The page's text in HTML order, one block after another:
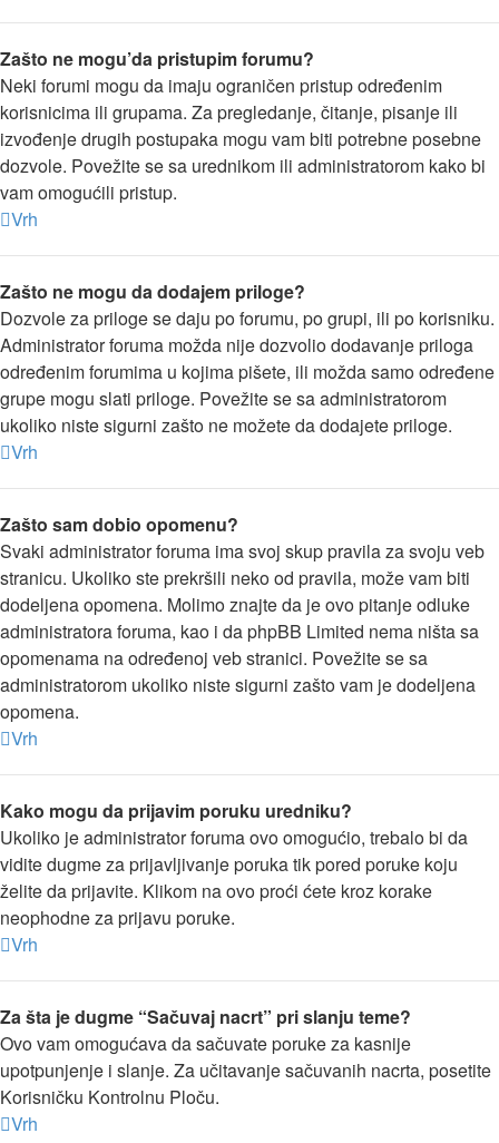
Zašto ne mogu’da pristupim forumu?
Neki forumi mogu da imaju ograničen pristup određenim
korisnicima ili grupama. Za pregledanje, čitanje, pisanje ili
izvođenje drugih postupaka mogu vam biti potrebne posebne
dozvole. Povežite se sa urednikom ili administratorom kako bi
vam omogućili pristup.
Vrh
Zašto ne mogu da dodajem priloge?
Dozvole za priloge se daju po forumu, po grupi, ili po korisniku.
Administrator foruma možda nije dozvolio dodavanje priloga
određenim forumima u kojima pišete, ili možda samo određene
grupe mogu slati priloge. Povežite se sa administratorom
ukoliko niste sigurni zašto ne možete da dodajete priloge.
Vrh
Zašto sam dobio opomenu?
Svaki administrator foruma ima svoj skup pravila za svoju veb
stranicu. Ukoliko ste prekršili neko od pravila, može vam biti
dodeljena opomena. Molimo znajte da je ovo pitanje odluke
administratora foruma, kao i da phpBB Limited nema ništa sa
opomenama na određenoj veb stranici. Povežite se sa
administratorom ukoliko niste sigurni zašto vam je dodeljena
opomena.
Vrh
Kako mogu da prijavim poruku uredniku?
Ukoliko je administrator foruma ovo omogućio, trebalo bi da
vidite dugme za prijavljivanje poruka tik pored poruke koju
želite da prijavite. Klikom na ovo proći ćete kroz korake
neophodne za prijavu poruke.
Vrh
Za šta je dugme “Sačuvaj nacrt” pri slanju teme?
Ovo vam omogućava da sačuvate poruke za kasnije
upotpunjenje i slanje. Za učitavanje sačuvanih nacrta, posetite
Korisničku Kontrolnu Ploču.
Vrh